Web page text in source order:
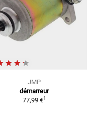
JMP
démarreur
77,99 €1